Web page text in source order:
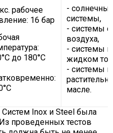
рабочее
16 бар
до 180°C
-
системы,
- системы
воздуха,
- системы
жидком
- системы
масле.
Inox и Steel была
проведенных тестов